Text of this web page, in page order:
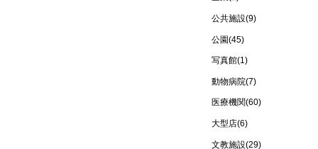
公共施設(9)
公園(45)
写真館(1)
動物病院(7)
医療機関(60)
大型店(6)
文教施設(29)